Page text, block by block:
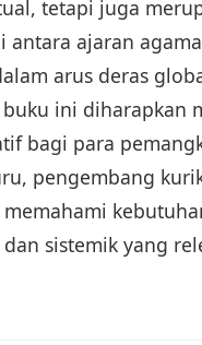
tetapi juga
ajaran
arus deras
ini diharapkan
bagi para
pengembang
sistemik yang